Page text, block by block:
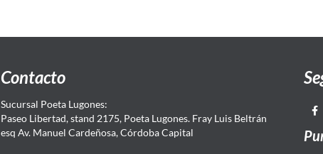
Contacto
Sucursal Poeta Lugones:
Paseo Libertad, stand 2175, Poeta Lugones. Fray Luis Beltrán
esq Av. Manuel Cardeñosa, Córdoba Capital